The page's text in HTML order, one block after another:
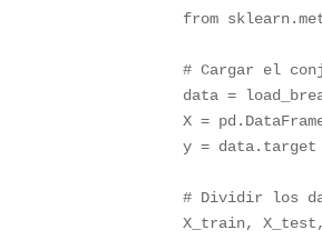
from sklearn.
# Cargar el
data =
X = pd .
y = data. target
# Dividir los
X_train, X_test,